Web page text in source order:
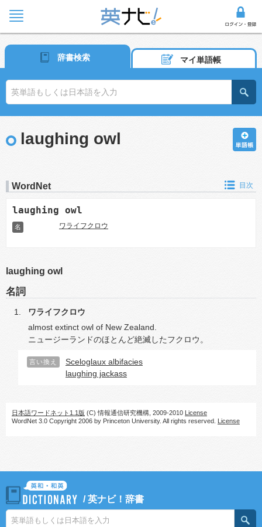
辞書検索 マイ単語帳
laughing owl
WordNet 目次
laughing owl
名 ワライフクロウ
laughing owl
名詞
ワライフクロウ
almost extinct owl of New Zealand.
ニュージーランドのほとんど絶滅したフクロウ。
言い換え
Sceloglaux albifacies
laughing jackass
日本語ワードネット1.1版 (C) 情報通信研究機構, 2009-2010 License
WordNet 3.0 Copyright 2006 by Princeton University. All rights reserved. License
/英ナビ！辞書